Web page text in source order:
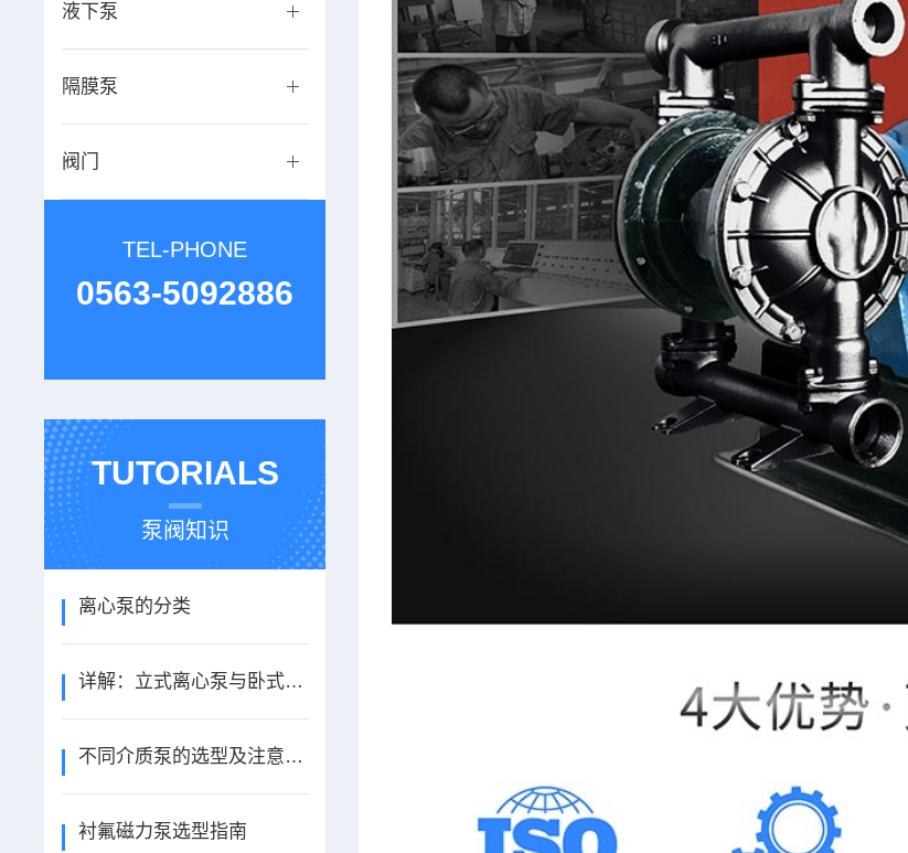
液下泵
隔膜泵
阀门
TEL-PHONE
0563-5092886
TUTORIALS
泵阀知识
离心泵的分类
详解：立式离心泵与卧式离心泵
不同介质泵的选型及注意事项
衬氟磁力泵选型指南